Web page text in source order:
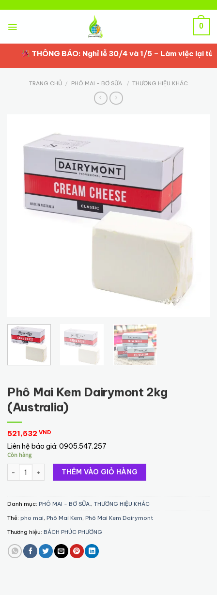
content
0
THÔNG BÁO: Nghỉ lễ 30/4 và 1/5 – Làm việc lại từ
TRANG CHỦ / PHÔ MAI - BƠ SỮA. / THƯƠNG HIỆU KHÁC
Phô Mai Kem Dairymont 2kg
(Australia)
521,532 VND
Liên hệ báo giá: 0905.547.257
Còn hàng
Phô Mai Kem Dairymont 2kg (Australia) số lượng
THÊM VÀO GIỎ HÀNG
Danh mục: PHÔ MAI - BƠ SỮA. , THƯƠNG HIỆU KHÁC
Thẻ: pho mai, Phô Mai Kem, Phô Mai Kem Dairymont
Thương hiệu: BÁCH PHÚC PHƯƠNG